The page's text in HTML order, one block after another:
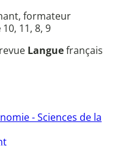
formateur
10, 11, 8, 9
Languefrançais
- Sciences de la